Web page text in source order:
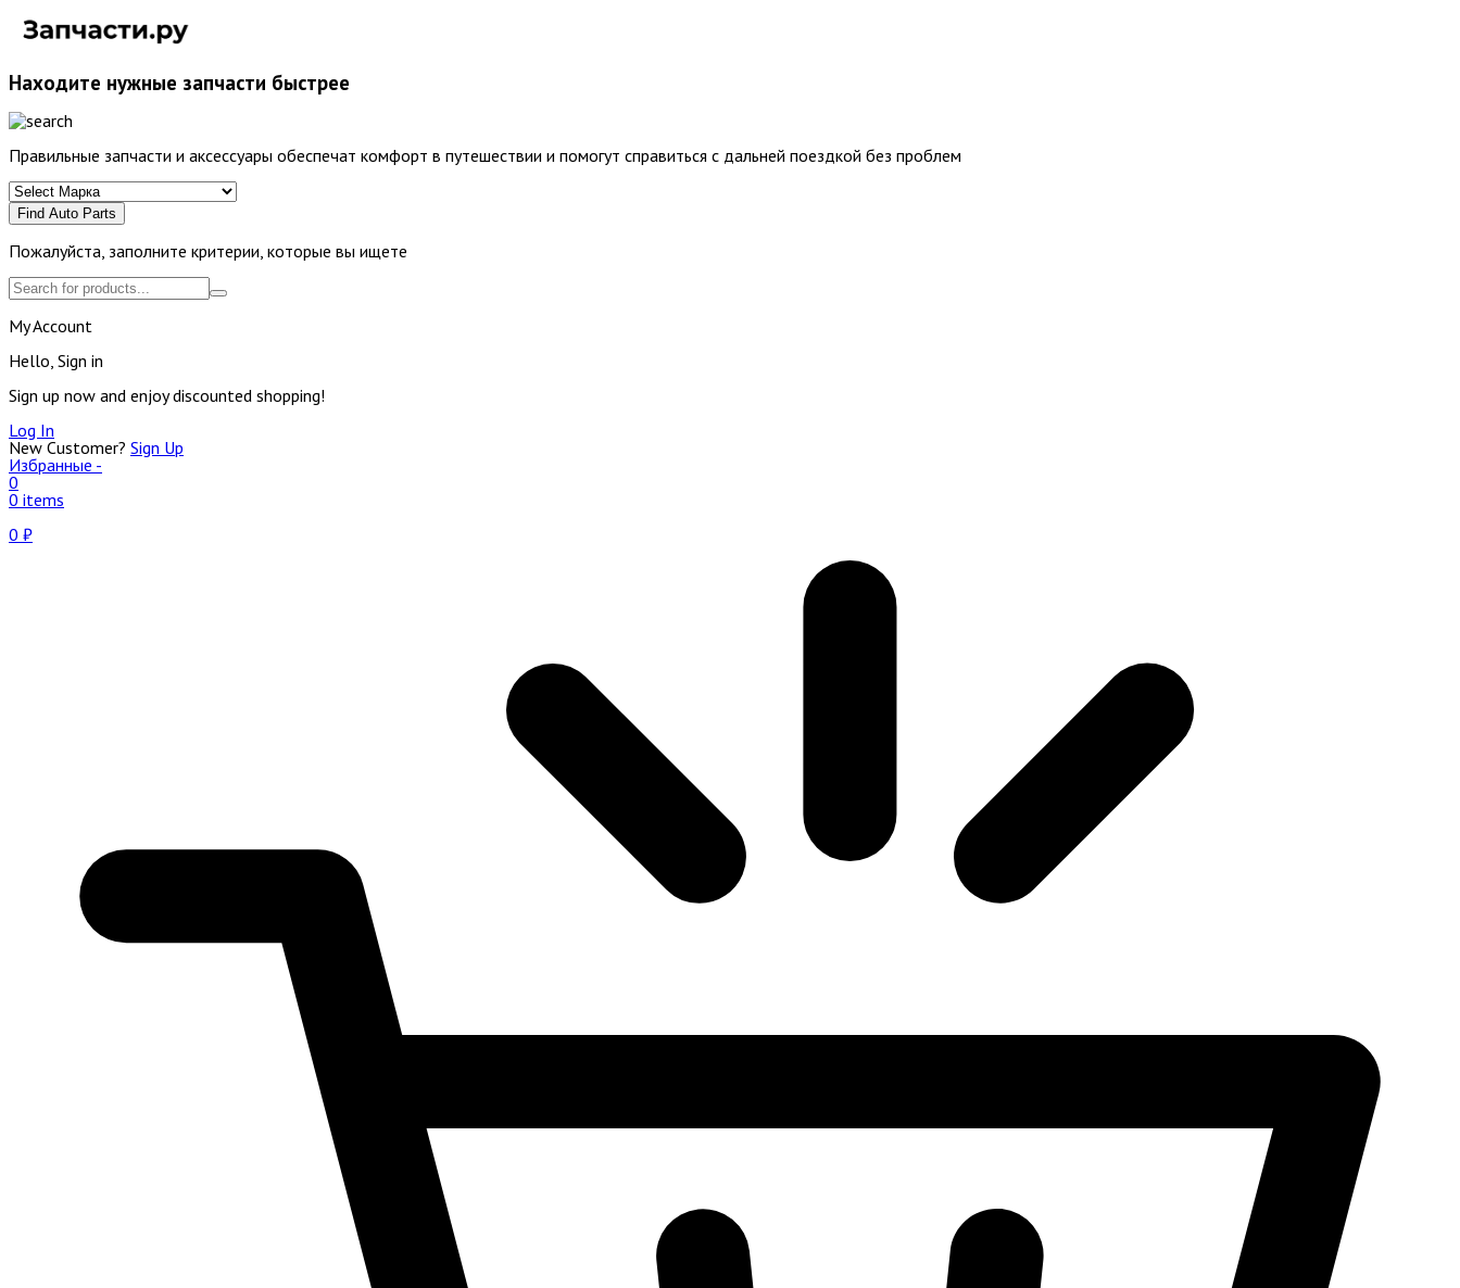
Находите нужные запчасти быстрее
Правильные запчасти и аксессуары обеспечат комфорт в путешествии и помогут справиться с дальней поездкой без проблем
Find Auto Parts
Пожалуйста, заполните критерии, которые вы ищете
My Account
Hello, Sign in
Sign up now and enjoy discounted shopping!
Log In
New Customer? Sign Up
Избранные -
0
0 items
0 ₽